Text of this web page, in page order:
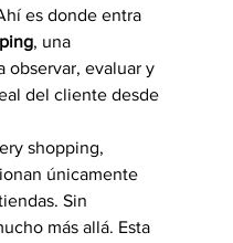
es donde entra
, una
observar, evaluar y
del cliente desde
shopping,
únicamente
Sin
más allá. Esta